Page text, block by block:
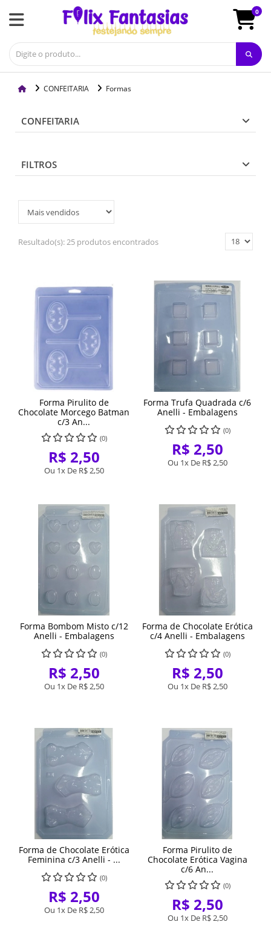
0
CONFEITARIA Formas
CONFEITARIA
FILTROS
Resultado(s):25 produtos encontrados
Forma Pirulito de
Chocolate Morcego Batman
c/3 An...
(0)
R$ 2,50
Ou 1x De R$ 2,50
Forma Trufa Quadrada c/6
Anelli - Embalagens
(0)
R$ 2,50
Ou 1x De R$ 2,50
Forma Bombom Misto c/12
Anelli - Embalagens
(0)
R$ 2,50
Ou 1x De R$ 2,50
Forma de Chocolate Erótica
c/4 Anelli - Embalagens
(0)
R$ 2,50
Ou 1x De R$ 2,50
Forma de Chocolate Erótica
Feminina c/3 Anelli - ...
(0)
R$ 2,50
Ou 1x De R$ 2,50
Forma Pirulito de
Chocolate Erótica Vagina
c/6 An...
(0)
R$ 2,50
Ou 1x De R$ 2,50